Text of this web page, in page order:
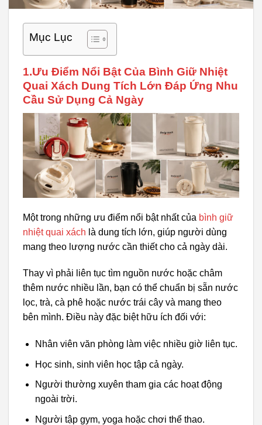
Mục Lục
1.Ưu Điểm Nổi Bật Của Bình Giữ Nhiệt
Quai Xách Dung Tích Lớn Đáp Ứng Nhu
Cầu Sử Dụng Cả Ngày
Một trong những ưu điểm nổi bật nhất của bình giữ
nhiệt quai xách là dung tích lớn, giúp người dùng
mang theo lượng nước cần thiết cho cả ngày dài.
Thay vì phải liên tục tìm nguồn nước hoặc châm
thêm nước nhiều lần, bạn có thể chuẩn bị sẵn nước
lọc, trà, cà phê hoặc nước trái cây và mang theo
bên mình. Điều này đặc biệt hữu ích đối với:
Nhân viên văn phòng làm việc nhiều giờ liên tục.
Học sinh, sinh viên học tập cả ngày.
Người thường xuyên tham gia các hoạt động
ngoài trời.
Người tập gym, yoga hoặc chơi thể thao.